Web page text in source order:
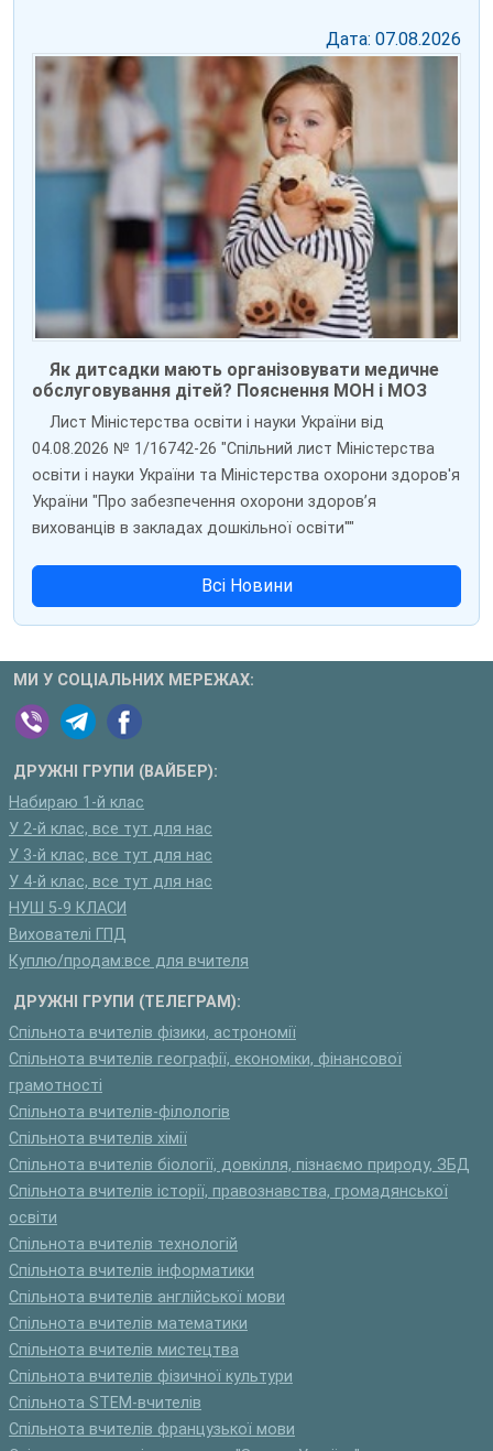
Дата: 07.08.2026
Як дитсадки мають організовувати медичне
обслуговування дітей? Пояснення МОН і МОЗ
Лист Міністерства освіти і науки України від
04.08.2026 № 1/16742-26 "Спільний лист Міністерства
освіти і науки України та Міністерства охорони здоров'я
України "Про забезпечення охорони здоров’я
вихованців в закладах дошкільної освіти""
Всі Новини
МИ У СОЦІАЛЬНИХ МЕРЕЖАХ:
ДРУЖНІ ГРУПИ (ВАЙБЕР):
Набираю 1-й клас
У 2-й клас, все тут для нас
У 3-й клас, все тут для нас
У 4-й клас, все тут для нас
НУШ 5-9 КЛАСИ
Вихователі ГПД
Куплю/продам:все для вчителя
ДРУЖНІ ГРУПИ (ТЕЛЕГРАМ):
Спільнота вчителів фізики, астрономії
Спільнота вчителів географії, економіки, фінансової
грамотності
Спільнота вчителів-філологів
Спільнота вчителів хімії
Спільнота вчителів біології, довкілля, пізнаємо природу, ЗБД
Спільнота вчителів історії, правознавства, громадянської
освіти
Спільнота вчителів технологій
Спільнота вчителів інформатики
Спільнота вчителів англійської мови
Спільнота вчителів математики
Спільнота вчителів мистецтва
Спільнота вчителів фізичної культури
Спільнота STEM-вчителів
Спільнота вчителів французької мови